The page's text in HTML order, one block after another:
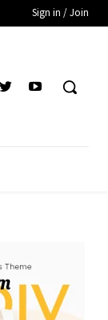
Sign in / Join